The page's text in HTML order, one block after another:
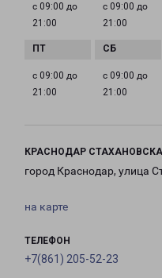
с 09:00 до
21:00
с 09:00 до
21:00
с 09:00 до
21:00
с 09:00 до
21:00
КРАСНОДАР
город Краснодар, улица
на карте
ТЕЛЕФОН
+7(861) 205-52-23